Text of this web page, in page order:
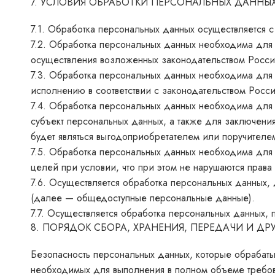
7.1. Обработка персональных данных осуществляется
7.2. Обработка персональных данных необходима
осуществления возложенных законодательством
7.3. Обработка персональных данных необходима
исполнению в соответствии с законодательством
7.4. Обработка персональных данных необходима
субъект персональных данных, а также для
будет являться выгодоприобретателем или
7.5. Обработка персональных данных необходима
целей при условии, что при этом не нарушаются
7.6. Осуществляется обработка персональных
(далее — общедоступные персональные данные).
7.7. Осуществляется обработка персональных
8. ПОРЯДОК СБОРА, ХРАНЕНИЯ, ПЕРЕДАЧИ И
Безопасность персональных данных, которые
необходимых для выполнения в полном объеме